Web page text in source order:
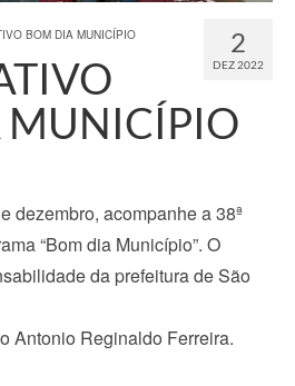
2
DEZ 2022
BOM DIA MUNICÍPIO
dezembro, acompanhe a 38ª
“Bom dia Município”. O
da prefeitura de São
Antonio Reginaldo Ferreira.